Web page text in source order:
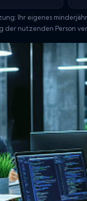
Ihr eigenes
der nutzenden Person